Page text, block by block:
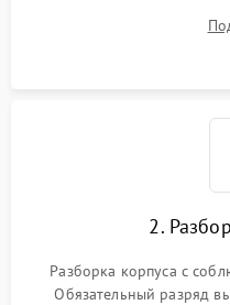
включение, считывание
матрицы и затвора,
2.
Разборка корпуса с
Обязательный разряд